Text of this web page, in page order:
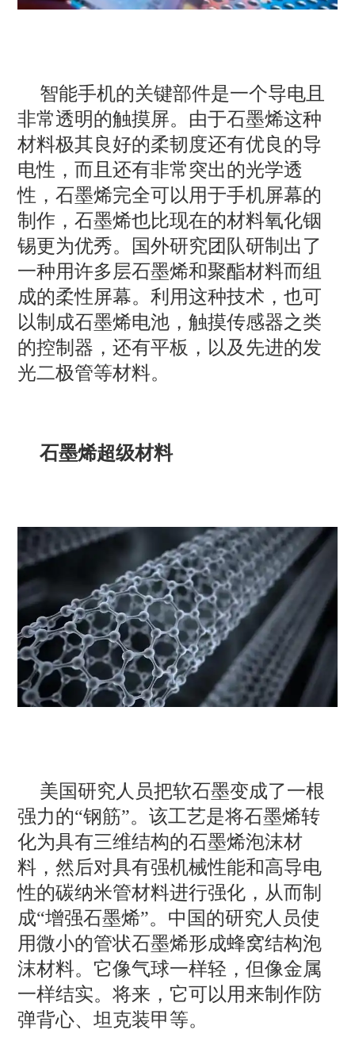
智能手机的关键部件是一个导电且
非常透明的触摸屏。由于石墨烯这种
材料极其良好的柔韧度还有优良的导
电性，而且还有非常突出的光学透
性，石墨烯完全可以用于手机屏幕的
制作，石墨烯也比现在的材料氧化铟
锡更为优秀。国外研究团队研制出了
一种用许多层石墨烯和聚酯材料而组
成的柔性屏幕。利用这种技术，也可
以制成石墨烯电池，触摸传感器之类
的控制器，还有平板，以及先进的发
光二极管等材料。
石墨烯超级材料
美国研究人员把软石墨变成了一根
强力的“钢筋”。该工艺是将石墨烯转
化为具有三维结构的石墨烯泡沫材
料，然后对具有强机械性能和高导电
性的碳纳米管材料进行强化，从而制
成“增强石墨烯”。中国的研究人员使
用微小的管状石墨烯形成蜂窝结构泡
沫材料。它像气球一样轻，但像金属
一样结实。将来，它可以用来制作防
弹背心、坦克装甲等。